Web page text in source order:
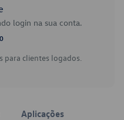
login na sua conta.
para clientes logados.
Aplicações